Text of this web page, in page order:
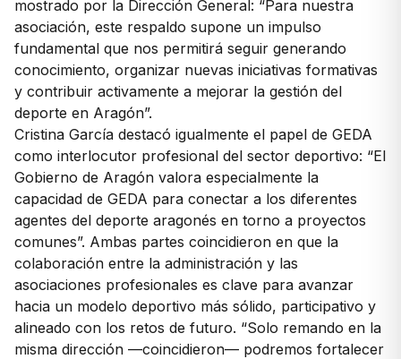
mostrado por la Dirección General: “Para nuestra
asociación, este respaldo supone un impulso
fundamental que nos permitirá seguir generando
conocimiento, organizar nuevas iniciativas formativas
y contribuir activamente a mejorar la gestión del
deporte en Aragón”.
Cristina García destacó igualmente el papel de GEDA
como interlocutor profesional del sector deportivo: “El
Gobierno de Aragón valora especialmente la
capacidad de GEDA para conectar a los diferentes
agentes del deporte aragonés en torno a proyectos
comunes”. Ambas partes coincidieron en que la
colaboración entre la administración y las
asociaciones profesionales es clave para avanzar
hacia un modelo deportivo más sólido, participativo y
alineado con los retos de futuro. “Solo remando en la
misma dirección —coincidieron— podremos fortalecer